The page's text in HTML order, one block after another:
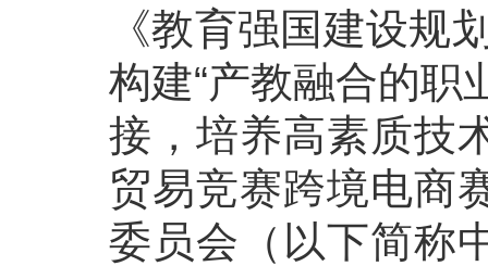
《教育强国建设
构建“产教融合的职
接，培养高素质技
贸易竞赛跨境电商
委员会（以下简称